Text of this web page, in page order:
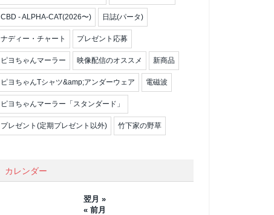
CBD - ALPHA-CAT(2026〜) 日誌(パータ)
ナディー・チャート プレゼント応募
ピヨちゃんマーラー 映像配信のオススメ 新商品
ピヨちゃんTシャツ&amp;アンダーウェア 電磁波
ピヨちゃんマーラー「スタンダード」
プレゼント(定期プレゼント以外) 竹下家の野草
カレンダー
翌月 »
« 前月